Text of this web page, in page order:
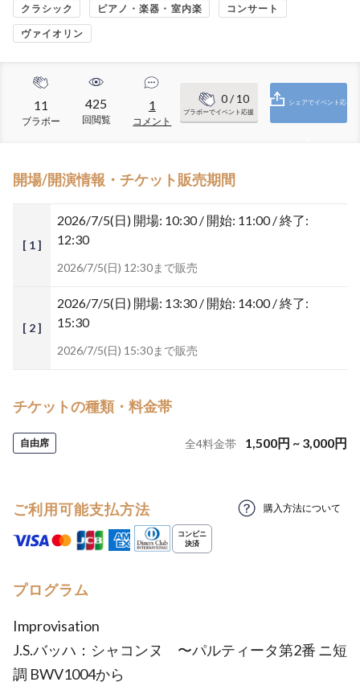
クラシック ピアノ・楽器・室内楽 コンサート
ヴァイオリン
11
ブラボー
425
回閲覧
1
コメント
0/ 10
ブラボーでイベント応援
シェアでイベント応
開場/開演情報・チケット販売期間
[ 1 ]
2026/7/5(日) 開場: 10:30 / 開始: 11:00 / 終了:
12:30
2026/7/5(日) 12:30まで販売
[ 2 ]
2026/7/5(日) 開場: 13:30 / 開始: 14:00 / 終了:
15:30
2026/7/5(日) 15:30まで販売
チケットの種類・料金帯
自由席 全4料金帯 1,500円 ~ 3,000円
ご利用可能支払方法 購入方法について
プログラム
Improvisation
J.S.バッハ：シャコンヌ 〜パルティータ第2番 ニ短
調 BWV1004から